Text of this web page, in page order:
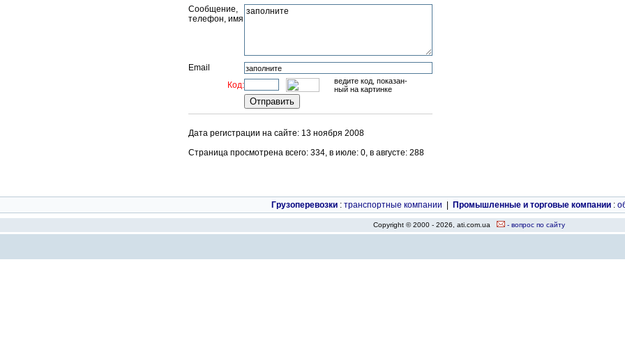
Сообщение,
телефон, имя
Email
Код:
ведите код, показан-
ный на картинке
Дата регистрации на сайте: 13 ноября 2008
Страница просмотрена всего: 334, в июле: 0, в августе: 288
Грузоперевозки : транспортные компании Промышленные и торговые компании :
Copyright © 2000 - 2026, ati.com.ua - вопрос по сайту